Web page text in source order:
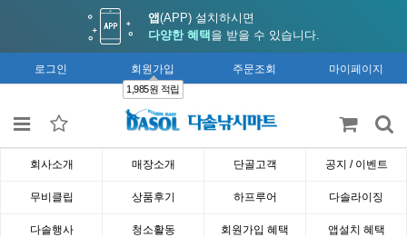
앱(APP) 설치하시면
다양한 혜택 을 받을 수 있습니다.
로그인 회원가입
1,985원 적립
주문조회 마이페이지
회사소개 매장소개 단골고객 공지 / 이벤트
무비클립 상품후기 하프루어 다솔라이징
다솔행사 청소활동 회원가입 혜택 앱설치 혜택